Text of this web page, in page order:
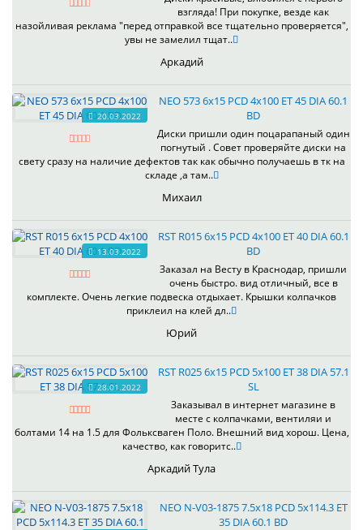
взгляда! При покупке, везде как
назойливая реклама "перед отправкой все тщательно проверяется",
увы не замелил тщат..
Аркадий
20.03.2022
NEO 573 6x15 PCD 4x100 ET 45 DIA 60.1
BD
Диски пришли один поцарапаный один
погнутый . Совет проверяйте диски на
свету сразу на наличие дефектов так как обычно получаешь в тк на
складе ,а там..
Михаил
13.03.2022
RST R015 6x15 PCD 4x100 ET 40 DIA 60.1
BD
Заказал на Весту в Краснодар, пришли
очень быстро. вид отличный, все в
комплекте. Очень легкие подвеска отдыхает. Крышки колпачков
приклеил на клей дл..
Юрий
28.01.2022
RST R025 6x15 PCD 5x100 ET 38 DIA 57.1
SL
Заказывал в интернет магазине в
месте с колпачками, вентиляи и
болтами 14 на 1.5 для Фольксваген Поло. Внешний вид хорош. Цена,
качество, как говоритс..
Аркадий Тула
NEO N-V03-1875 7.5x18 PCD 5x114.3 ET
35 DIA 60.1 BD